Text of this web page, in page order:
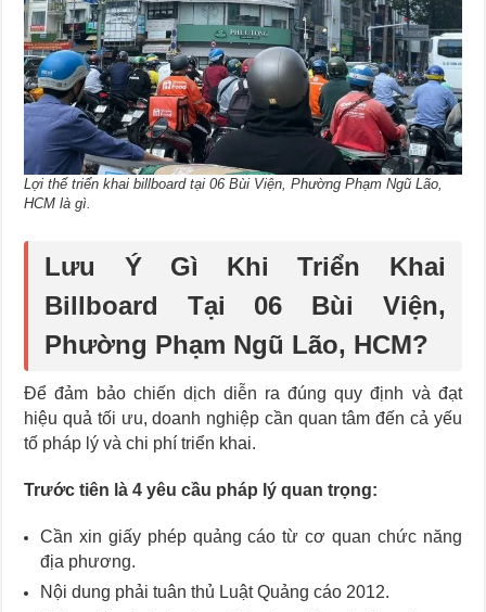
Lợi thế triển khai billboard tại 06 Bùi Viện, Phường Phạm Ngũ Lão,
HCM là gì.
Lưu Ý Gì Khi Triển Khai
Billboard Tại 06 Bùi Viện,
Phường Phạm Ngũ Lão, HCM?
Để đảm bảo chiến dịch diễn ra đúng quy định và đạt
hiệu quả tối ưu, doanh nghiệp cần quan tâm đến cả yếu
tố pháp lý và chi phí triển khai.
Trước tiên là 4 yêu cầu pháp lý quan trọng:
Cần xin giấy phép quảng cáo từ cơ quan chức năng
địa phương.
Nội dung phải tuân thủ Luật Quảng cáo 2012.